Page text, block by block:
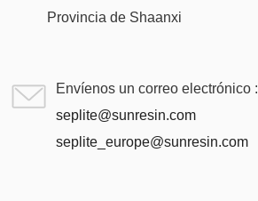
Provincia de Shaanxi
Envíenos un correo electrónico :
seplite@sunresin.com
seplite_europe@sunresin.com